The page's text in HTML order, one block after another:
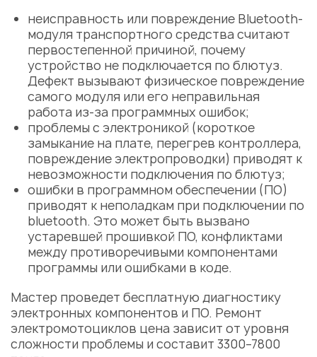
неисправность или повреждение Bluetooth-
модуля транспортного средства считают
первостепенной причиной, почему
устройство не подключается по блютуз.
Дефект вызывают физическое повреждение
самого модуля или его неправильная
работа из-за программных ошибок;
проблемы с электроникой (короткое
замыкание на плате, перегрев контроллера,
повреждение электропроводки) приводят к
невозможности подключения по блютуз;
ошибки в программном обеспечении (ПО)
приводят к неполадкам при подключении по
bluetooth. Это может быть вызвано
устаревшей прошивкой ПО, конфликтами
между противоречивыми компонентами
программы или ошибками в коде.
Мастер проведет бесплатную диагностику
электронных компонентов и ПО. Ремонт
электромотоциклов цена зависит от уровня
сложности проблемы и составит 3300–7800